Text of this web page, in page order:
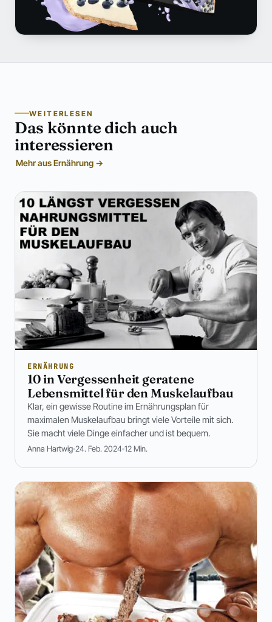
WEITERLESEN
Das könnte dich auch
interessieren
Mehr aus Ernährung →
ERNÄHRUNG
10 in Vergessenheit geratene
Lebensmittel für den Muskelaufbau
Klar, ein gewisse Routine im Ernährungsplan für
maximalen Muskelaufbau bringt viele Vorteile mit sich.
Sie macht viele Dinge einfacher und ist bequem.
Anna Hartwig 24. Feb. 2024 12 Min.